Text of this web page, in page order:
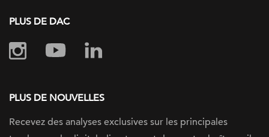
PLUS DE DAC
PLUS DE NOUVELLES
Recevez des analyses exclusives sur les principales